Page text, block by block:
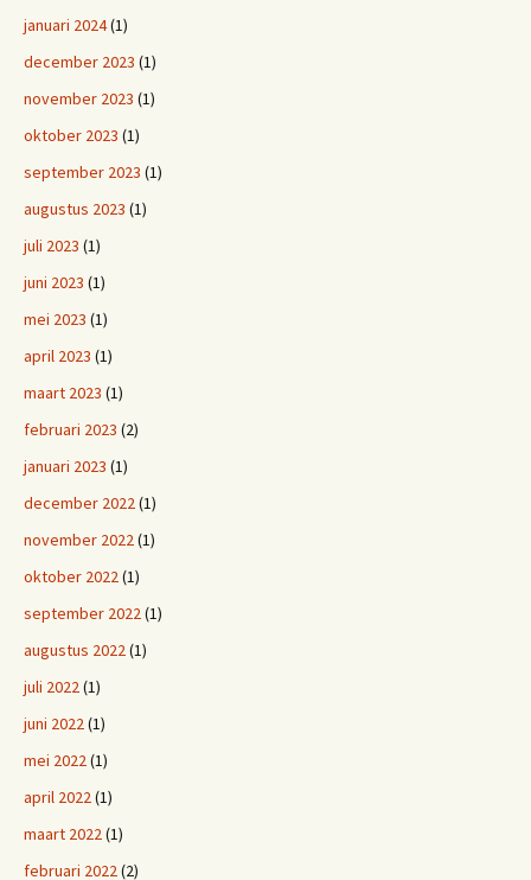
januari 2024(1)
december 2023 (1)
november 2023 (1)
oktober 2023 (1)
september 2023 (1)
augustus 2023 (1)
juli 2023 (1)
juni 2023 (1)
mei 2023 (1)
april 2023 (1)
maart 2023 (1)
februari 2023 (2)
januari 2023 (1)
december 2022(1)
november 2022(1)
oktober 2022(1)
september 2022(1)
augustus 2022(1)
juli 2022(1)
juni 2022(1)
mei 2022(1)
april 2022(1)
maart 2022(1)
februari 2022(2)